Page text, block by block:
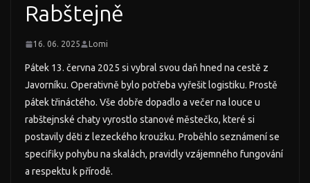
Rabštejně
16. 06. 2025 Lomi
Pátek 13. června 2025 si vybral svou daň hned na cestě z
Javorníku. Operativně bylo potřeba vyřešit logistiku. Prostě
pátek třináctého. Vše dobře dopadlo a večer na louce u
rabštejnské chaty vyrostlo stanové městečko, které si
postavily děti z lezeckého kroužku. Proběhlo seznámení se
specifiky pohybu na skalách, pravidly vzájemného fungování
a respektu k přírodě.